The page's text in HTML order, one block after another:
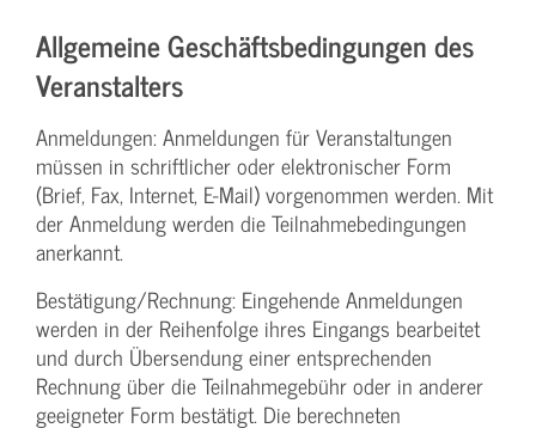
Allgemeine Geschäftsbedingungen des
Veranstalters
Anmeldungen: Anmeldungen für Veranstaltungen
müssen in schriftlicher oder elektronischer Form
(Brief, Fax, Internet, E-Mail) vorgenommen werden. Mit
der Anmeldung werden die Teilnahme­bedingungen
anerkannt.
Bestätigung­/Rechnung: Eingehende Anmeldungen
werden in der Reihenfolge ihres Eingangs bearbeitet
und durch Übersendung einer entsprechenden
Rechnung über die Teilnahmegebühr oder in anderer
geeigneter Form bestätigt. Die berechneten